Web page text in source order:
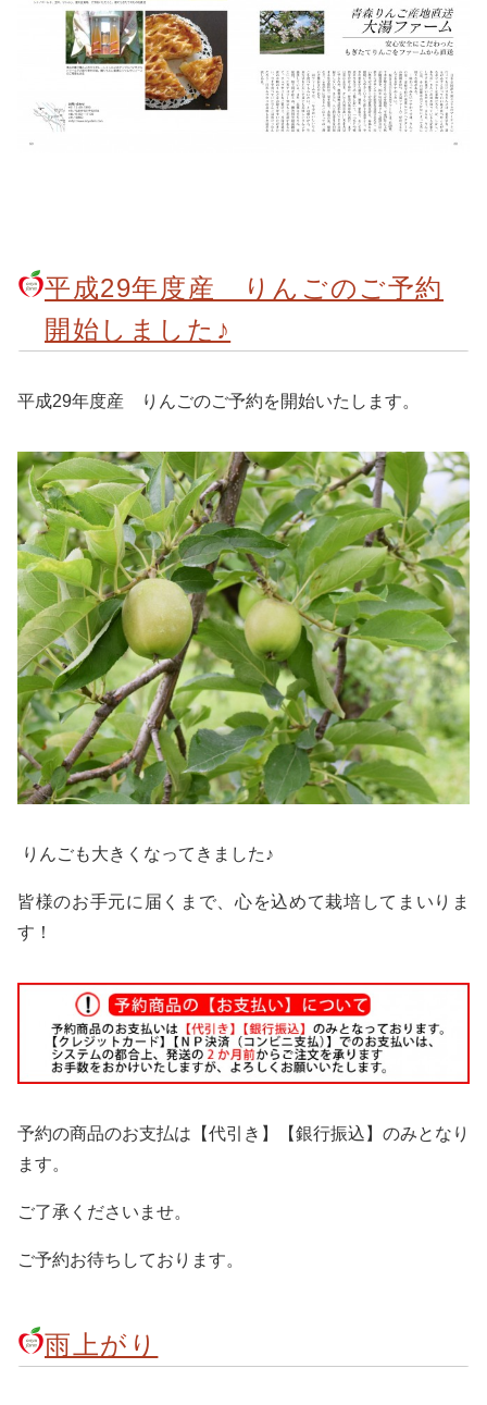
平成29年度産 りんごのご予約
開始しました♪
平成29年度産 りんごのご予約を開始いたします。
りんごも大きくなってきました♪
皆様のお手元に届くまで、心を込めて栽培してまいりま
す！
予約の商品のお支払は【代引き】【銀行振込】のみとなり
ます。
ご了承くださいませ。
ご予約お待ちしております。
雨上がり